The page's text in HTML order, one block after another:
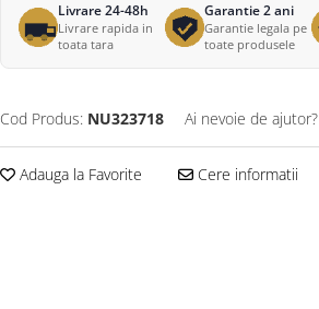
Livrare 24-48h
Livrare rapida in
toata tara
Garantie 2 ani
Garantie legala pe
toate produsele
Cod Produs: NU323718 Ai nevoie de ajutor?
Adauga la Favorite Cere informatii